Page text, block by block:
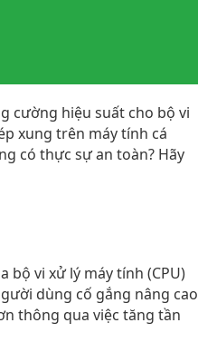
cường hiệu suất cho bộ vi
xung trên máy tính cá
có thực sự an toàn? Hãy
bộ vi xử lý máy tính (CPU)
dùng cố gắng nâng cao
thông qua việc tăng tần